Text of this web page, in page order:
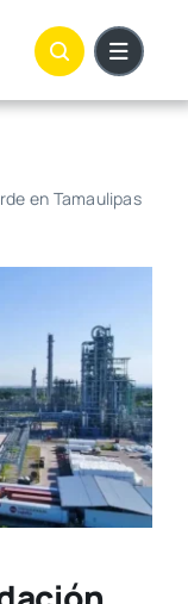
en Tamaulipas